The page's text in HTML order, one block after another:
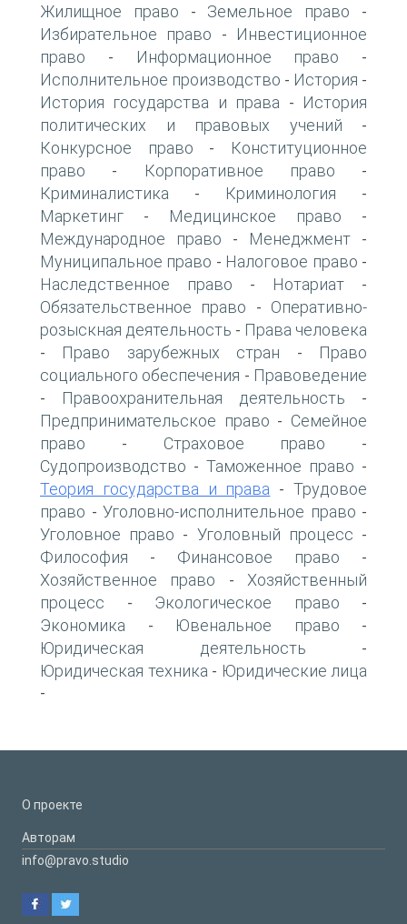
Жилищное право - Земельное право -
Избирательное право -
Инвестиционное
право - Информационное право -
Исполнительное производство - История -
История государства и права -
История
политических и правовых учений -
Конкурсное право -
Конституционное
право - Корпоративное право -
Криминалистика - Криминология -
Маркетинг - Медицинское право -
Международное право - Менеджмент -
Муниципальное право - Налоговое право -
Наследственное право - Нотариат -
Обязательственное право - Оперативно-
розыскная деятельность - Права человека
- Право зарубежных стран -
Право
социального обеспечения - Правоведение
- Правоохранительная деятельность -
Предпринимательское право - Семейное
право - Страховое право -
Судопроизводство - Таможенное право -
Теория государства и права -Трудовое
право - Уголовно-исполнительное право -
Уголовное право - Уголовный процесс -
Философия - Финансовое право -
Хозяйственное право - Хозяйственный
процесс - Экологическое право -
Экономика - Ювенальное право -
Юридическая деятельность -
Юридическая техника - Юридические лица
-
О проекте
Авторам
info@pravo.studio